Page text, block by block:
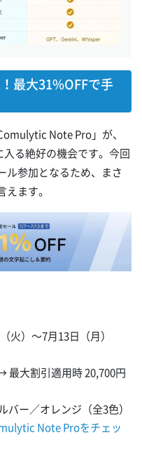
最大31%OFFで手
Note Pro」が、
る絶好の機会です。今回
ル参加となるため、まさ
ます。
火）～7月13日（月）
最大割引適用時 20,700円
バー／オレンジ（全3色）
Note Proをチェッ